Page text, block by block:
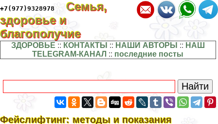
+7(977)9328978
Семья,
здоровье и
благополучие
ЗДОРОВЬЕ :: КОНТАКТЫ :: НАШИ АВТОРЫ :: НАШ
TELEGRAM-КАНАЛ :: последние посты
Фейслифтинг: методы и показания